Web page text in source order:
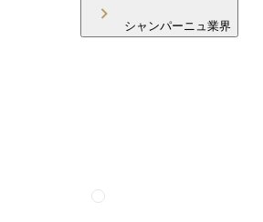
シャンパーニュ業界